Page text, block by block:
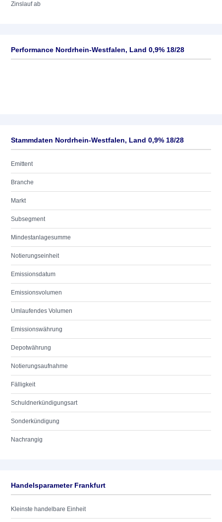
Zinslauf ab
Performance Nordrhein-Westfalen, Land 0,9% 18/28
Stammdaten Nordrhein-Westfalen, Land 0,9% 18/28
Emittent
Branche
Markt
Subsegment
Mindestanlagesumme
Notierungseinheit
Emissionsdatum
Emissionsvolumen
Umlaufendes Volumen
Emissionswährung
Depotwährung
Notierungsaufnahme
Fälligkeit
Schuldnerkündigungsart
Sonderkündigung
Nachrangig
Handelsparameter Frankfurt
Kleinste handelbare Einheit